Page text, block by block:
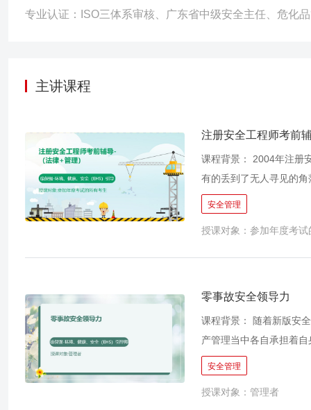
主讲课程
注册安全工程师考前
课程背景： 2004年注册安全工程师问世，其地位一直处于低位，考生考过的证书有的压在了箱底儿，
有的丢到了无人寻见的
视，所以打入了“冷宫”
014年，新时代来了。安
生产领域其法律地位最
提高，工程师们纷纷找
角度，从企业守法角度
企业要被处罚。政府部
证书是作为必要条件等
情高涨，出台了相当多的
口较大，市场需求远远
安全管理
授课对象：参加年度考试
零事故安全领导力
课程背景： 随着新版安全生产法的深入贯彻，以及全员安全责任制的全面实施，企业各阶层在安全生
产管理当中各自承担着
作用，不仅要管好生产
道，事故往往发生在一
一堂安全培训课，从法
安全管理
授课对象：管理者